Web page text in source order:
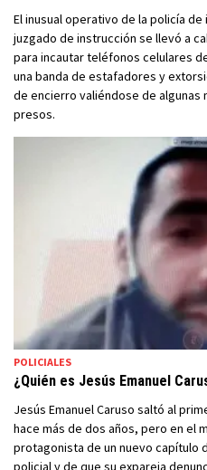
El inusual operativo de la policía
juzgado de instrucción se llevó a
para incautar teléfonos celulares
una banda de estafadores y
de encierro valiéndose de algunas
presos.
POLICIALES
¿Quién es Jesús Emanuel
Jesús Emanuel Caruso saltó al
hace más de dos años, pero en el
protagonista de un nuevo capítulo
policial y de que su expareja